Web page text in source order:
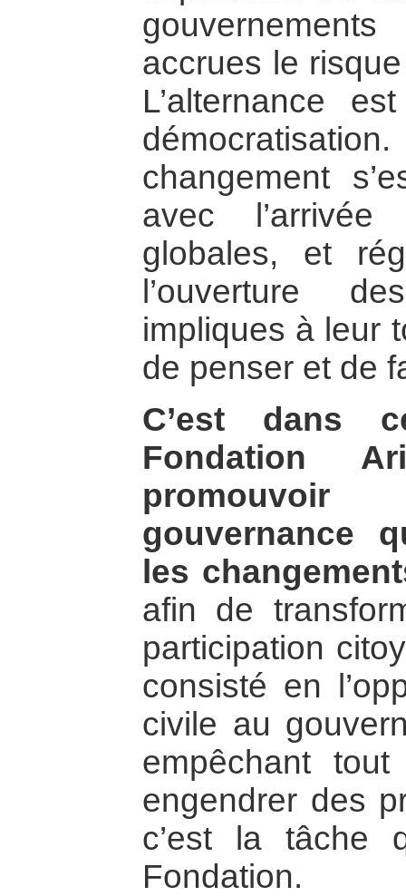
accrues le
L’alternance
changement
avec l’arrivée
globales, et
l’ouverture
impliques à leur
de penser et de
C’est dans
Fondation
gouvernance
les
afin de
participation
consisté en
civile au
empêchant
engendrer des
c’est la tâche
Fondation.